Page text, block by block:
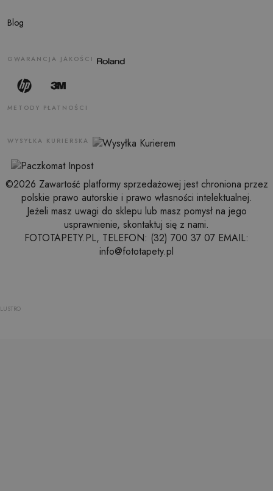
Blog
GWARANCJA JAKOŚCI
WYSYŁKA KURIERSKA
METODY PŁATNOŚCI
©2026 Zawartość platformy sprzedażowej jest chroniona przez
polskie prawo autorskie i prawo własności intelektualnej.
Jeżeli masz uwagi do sklepu lub masz pomysł na jego
usprawnienie, skontaktuj się z nami.
FOTOTAPETY.PL, TELEFON: (32) 700 37 07 EMAIL:
info@fototapety.pl
LUSTRO